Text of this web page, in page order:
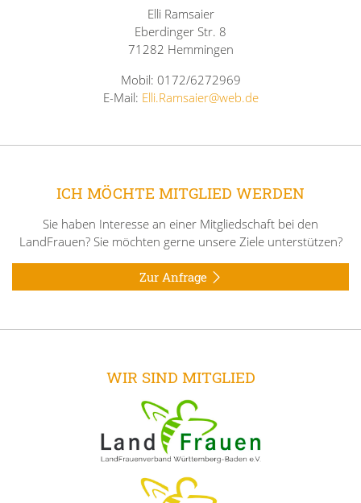
Elli Ramsaier
Eberdinger Str. 8
71282 Hemmingen
Mobil: 0172/6272969
E-Mail: Elli.Ramsaier@web.de
ICH MÖCHTE MITGLIED WERDEN
Sie haben Interesse an einer Mitgliedschaft bei den
LandFrauen? Sie möchten gerne unsere Ziele unterstützen?
Zur Anfrage
WIR SIND MITGLIED